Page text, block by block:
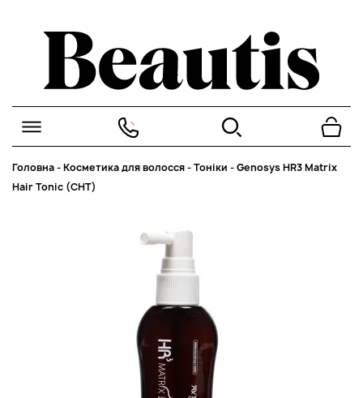
Головна-Косметика для волосся-Тоніки -Genosys HR3 Matrix
Hair Tonic (CHT)